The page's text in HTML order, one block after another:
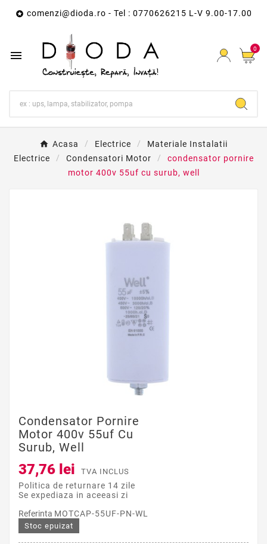
 comenzi@dioda.ro - Tel : 0770626215 L-V 9.00-17.00
 0
Acasa Electrice
Materiale Instalatii
Electrice
Condensatori Motor
condensator pornire
motor 400v 55uf cu surub, well
Condensator Pornire
Motor 400v 55uf Cu
Surub, Well
37,76 lei TVA INCLUS
Politica de returnare 14 zile
Se expediaza in aceeasi zi
Referinta MOTCAP-55UF-PN-WL
Stoc epuizat